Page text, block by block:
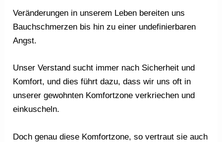
Veränderungen in unserem Leben bereiten uns
Bauchschmerzen bis hin zu einer undefinierbaren
Angst.
Unser Verstand sucht immer nach Sicherheit und
Komfort, und dies führt dazu, dass wir uns oft in
unserer gewohnten Komfortzone verkriechen und
einkuscheln.
Doch genau diese Komfortzone, so vertraut sie auch